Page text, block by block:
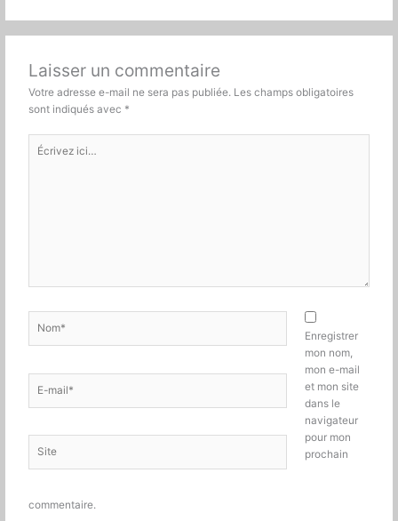
Laisser un commentaire
Votre adresse e-mail ne sera pas publiée. Les champs obligatoires
sont indiqués avec *
Écrivez
ici…
mail*
Enregistrer
mon nom,
mon e-mail
et mon site
dans le
navigateur
pour mon
prochain
commentaire.